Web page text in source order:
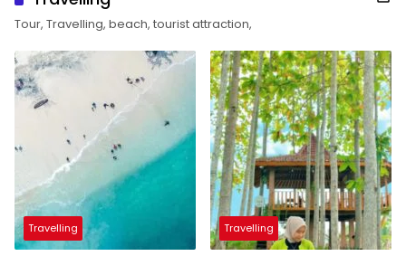
Tour, Travelling, beach, tourist attraction,
Travelling Travelling